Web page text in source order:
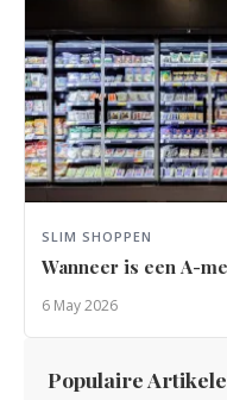
SLIM SHOPPEN
Wanneer is een A-
6 May 2026
Populaire